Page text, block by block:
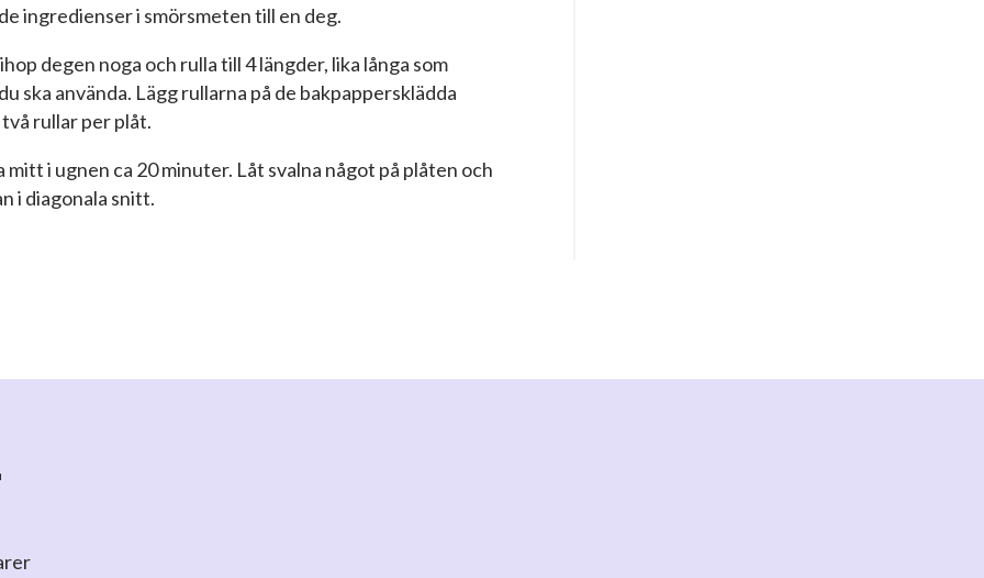
ingredienser i smörsmeten till en deg.
degen noga och rulla till 4 längder, lika långa som
ska använda. Lägg rullarna på de bakpappersklädda
rullar per plåt.
mitt i ugnen ca 20 minuter. Låt svalna något på plåten och
i diagonala snitt.